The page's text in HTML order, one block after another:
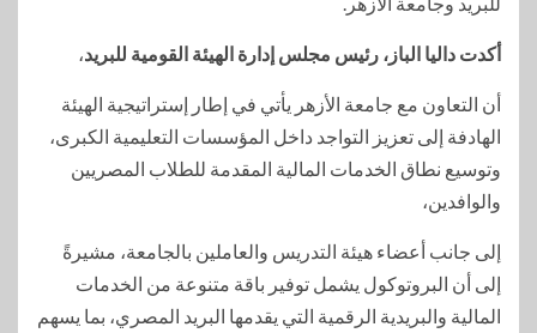
أكدت داليا الباز، رئيس مجلس إدارة الهيئة القومية للبريد،
أن التعاون مع جامعة الأزهر يأتي في إطار إستراتيجية الهيئة
الهادفة إلى تعزيز التواجد داخل المؤسسات التعليمية الكبرى،
وتوسيع نطاق الخدمات المالية المقدمة للطلاب المصريين
والوافدين،
إلى جانب أعضاء هيئة التدريس والعاملين بالجامعة، مشيرةً
إلى أن البروتوكول يشمل توفير باقة متنوعة من الخدمات
المالية والبريدية الرقمية التي يقدمها البريد المصري، بما يسهم